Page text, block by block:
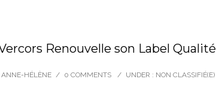
Renouvelle son Label
ANNE-HÉLÈNE / 0 COMMENTS / UNDER : NON CLASSIFIÉ(E)